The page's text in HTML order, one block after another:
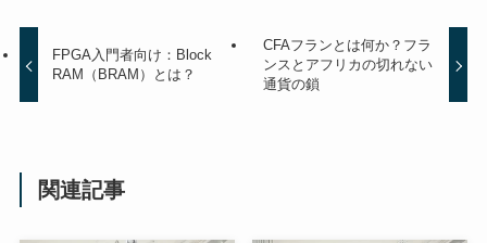
FPGA入門者向け：Block
RAM（BRAM）とは？
CFAフランとは何か？フラ
ンスとアフリカの切れない
通貨の鎖
関連記事